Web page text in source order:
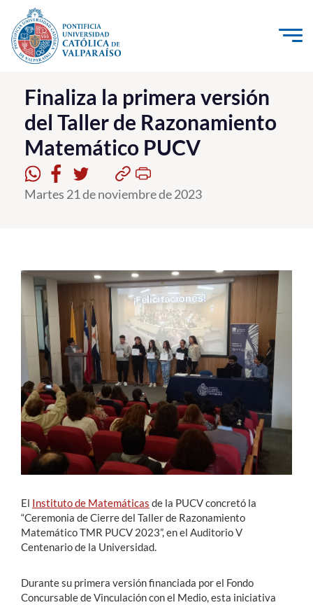
Click acá para ir directamente al contenido
La Universidad
Investigación, Creación e Innovación
PUCV Internacional
Vinculación con el Medio
Postgrado
Formación Continua
Estudiantes
Académicos
Funcionarios
Alumni
Finaliza la primera versión
del Taller de Razonamiento
Matemático PUCV
Martes 21 de noviembre de 2023
El Instituto de Matemáticas de la PUCV concretó la
“Ceremonia de Cierre del Taller de Razonamiento
Matemático TMR PUCV 2023”, en el Auditorio V
Centenario de la Universidad.
Durante su primera versión financiada por el Fondo
Concursable de Vinculación con el Medio, esta iniciativa